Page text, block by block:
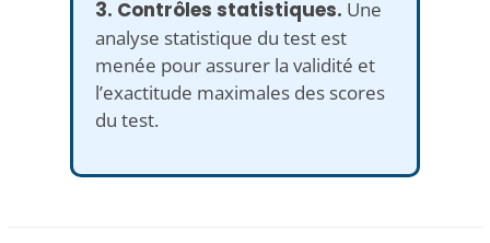
3. Contrôles statistiques. Une
analyse statistique du test est
menée pour assurer la validité et
l’exactitude maximales des scores
du test.